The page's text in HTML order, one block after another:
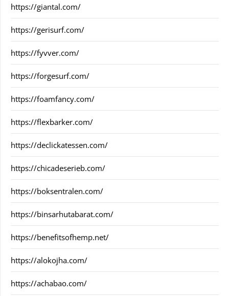
https://giantal.com/
https://gerisurf.com/
https://fyvver.com/
https://forgesurf.com/
https://foamfancy.com/
https://flexbarker.com/
https://declickatessen.com/
https://chicadeserieb.com/
https://boksentralen.com/
https://binsarhutabarat.com/
https://benefitsofhemp.net/
https://alokojha.com/
https://achabao.com/